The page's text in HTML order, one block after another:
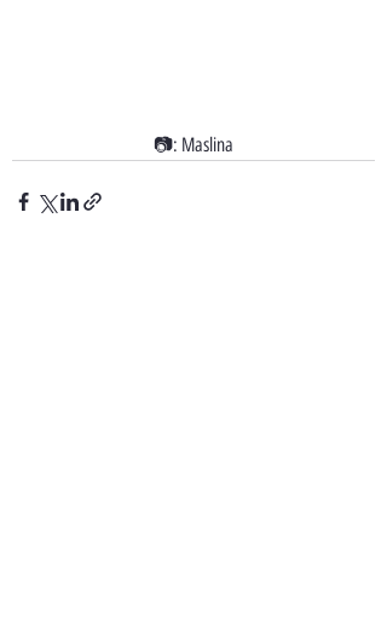
📷: Maslina